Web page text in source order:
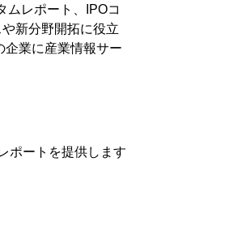
ムレポート、IPOコ
新分野開拓に役立
企業に産業情報サー
ポートを提供します